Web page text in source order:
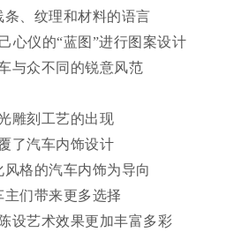
条、纹理和材料的语言
心仪的“蓝图”进行图案设计
与众不同的锐意风范
雕刻 工艺的出现
了汽车内饰设计
风格的汽车内饰为导向
主们带来更多选择
设艺术效果更加丰富多彩